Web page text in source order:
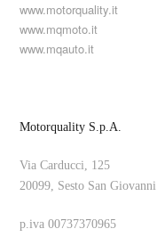
www.motorquality.it
www.mqmoto.it
www.mqauto.it
Motorquality S.p.A.
Via Carducci, 125
20099, Sesto San
p.iva 00737370965